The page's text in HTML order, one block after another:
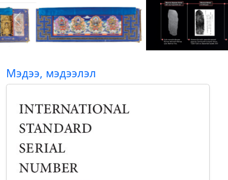
Previous Next
Мэдээ, мэдээлэл